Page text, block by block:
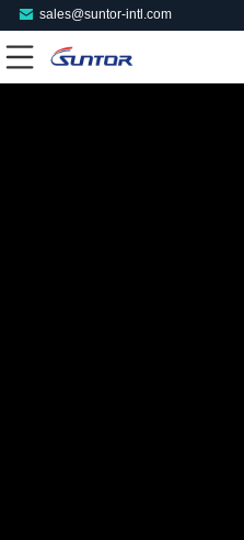
sales@suntor-intl.com